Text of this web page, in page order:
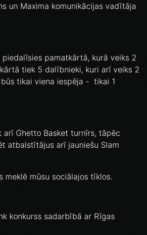
un Maxima komunikācijas vadītāja
piedalīsies pamatkārtā, kurā veiks 2
tiek 5 dalībnieki, kuri arī veiks 2
tikai viena iespēja - tikai 1
arī Ghetto Basket turnīrs, tāpēc
atbalstītājus arī jauniešu Slam
meklē mūsu sociālajos tīklos.
konkurss sadarbībā ar Rīgas